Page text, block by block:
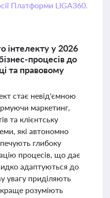
Платформи LIGA360.
інтелекту у 2026
процесів до
та правовому
стає невід'ємною
маркетинг,
та клієнтську
які автономно
глибоку
процесів, що дає
адаптуються до
увагу приділяють
розуміють